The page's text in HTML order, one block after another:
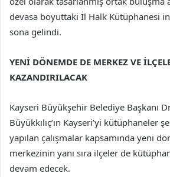
devasa boyuttaki İl Halk Kütüphanesi
sona gelindi.
YENİ DÖNEMDE DE MERKEZ VE
KAZANDIRILACAK
Kayseri Büyükşehir Belediye Başkanı
Büyükkılıç’ın Kayseri’yi kütüphaneler
yapılan çalışmalar kapsamında yeni
merkezinin yanı sıra ilçeler de
devam edecek.